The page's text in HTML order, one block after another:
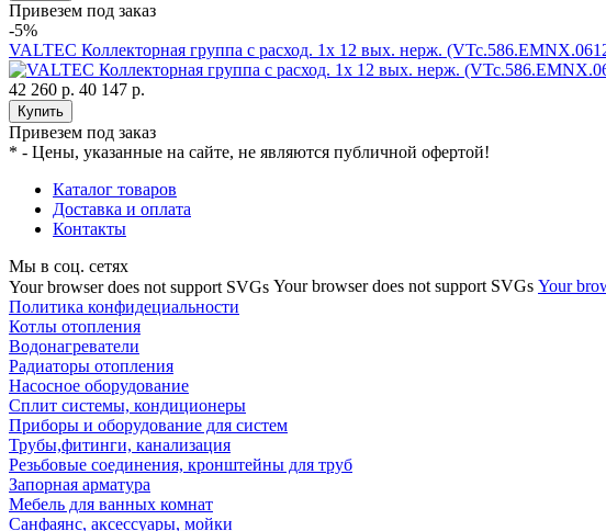
Привезем под заказ
-5%
VALTEC Коллекторная группа с расход. 1х 12 вых. нерж.
42 260 р. 40 147 р.
Купить
Привезем под заказ
* - Цены, указанные на сайте, не являются публичной офертой!
Каталог товаров
Доставка и оплата
Контакты
Мы в соц. сетях
Your browser does not support SVGs Your browser does not support SVGs Your
Политика конфидециальности
Котлы отопления
Водонагреватели
Радиаторы отопления
Насосное оборудование
Сплит системы, кондиционеры
Приборы и оборудование для систем
Трубы,фитинги, канализация
Резьбовые соединения, кронштейны для труб
Запорная арматура
Мебель для ванных комнат
Санфаянс, аксессуары, мойки